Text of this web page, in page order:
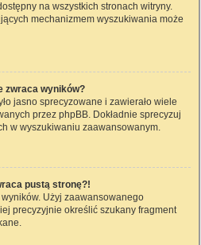
na wszystkich stronach witryny.
mechanizmem wyszukiwania może
zwraca wyników?
jasno sprecyzowane i zawierało wiele
przez phpBB. Dokładnie sprecyzuj
w wyszukiwaniu zaawansowanym.
pustą stronę?!
Użyj zaawansowanego
precyzyjnie określić szukany fragment